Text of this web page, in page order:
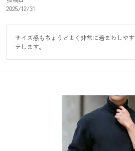
2025/12/31
サイズ感もちょうどよく非常に着まわしや
テします。